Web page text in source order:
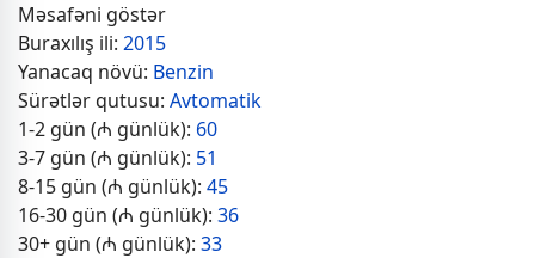
Məsafəni göstər
Buraxılış ili: 2015
Yanacaq növü: Benzin
Sürətlər qutusu: Avtomatik
1-2 gün (₼ günlük): 60
3-7 gün (₼ günlük): 51
8-15 gün (₼ günlük): 45
16-30 gün (₼ günlük): 36
30+ gün (₼ günlük): 33